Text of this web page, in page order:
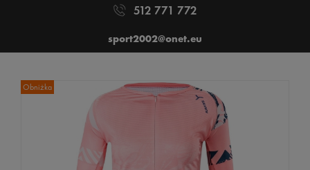
512 771 772
sport2002@onet.eu
Obniżka